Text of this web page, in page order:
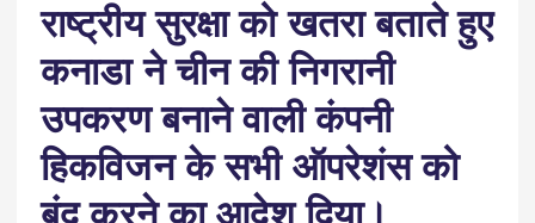
राष्ट्रीय सुरक्षा को खतरा बताते हुए
कनाडा ने चीन की निगरानी
उपकरण बनाने वाली कंपनी
हिकविजन के सभी ऑपरेशंस को
बंद करने का आदेश दिया।